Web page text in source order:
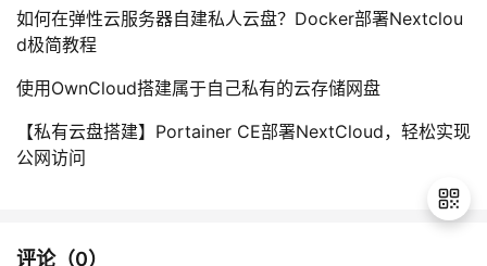
如何在弹性云服务器自建私人云盘？Docker部署Nextclou
d极简教程
使用OwnCloud搭建属于自己私有的云存储网盘
【私有云盘搭建】Portainer CE部署NextCloud，轻松实现
公网访问
评论（0）